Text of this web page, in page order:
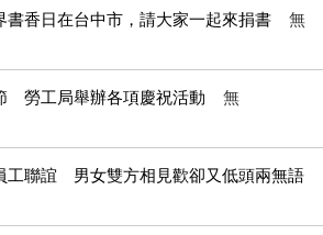
書香日在台中市，請大家一起來捐書
無
勞工局舉辦各項慶祝活動
無
工聯誼 男女雙方相見歡卻又低頭兩無語